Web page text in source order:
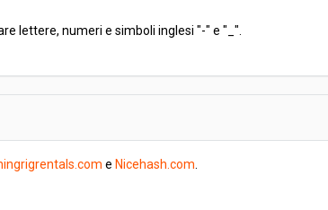
lettere, numeri e simboli inglesi "-" e "_".
e Nicehash.com